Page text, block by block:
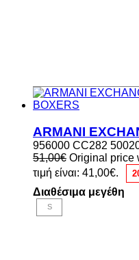
956000 CC282
51,00€ Original price
τιμή είναι: 41,00€.
Διαθέσιμα μεγέθη
S